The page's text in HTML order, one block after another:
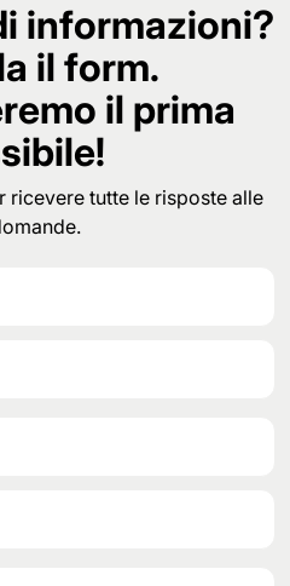
informazioni?
il form.
il prima
ricevere tutte le risposte alle